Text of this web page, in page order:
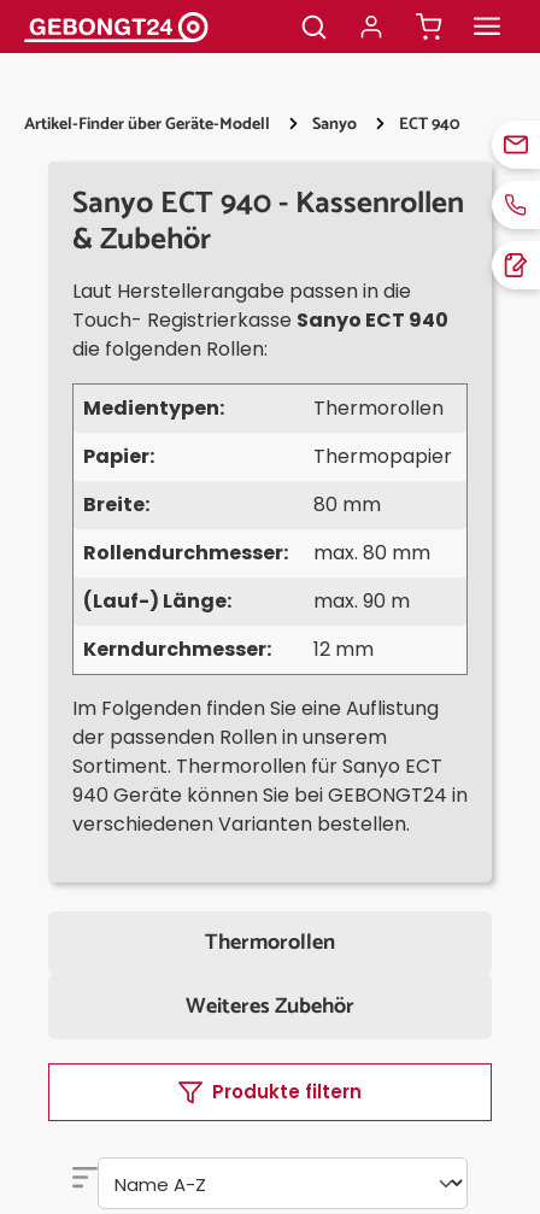
springen
Artikel-Finder über Geräte-Modell Sanyo ECT 940
Sanyo ECT 940 - Kassenrollen
& Zubehör
Laut Herstellerangabe passen in die
Touch- Registrierkasse Sanyo ECT 940
die folgenden Rollen:
Medientypen:
Thermorollen
Papier:
Thermopapier
Breite:
80 mm
Rollendurchmesser:
max. 80 mm
(Lauf-) Länge:
max. 90 m
Kerndurchmesser:
12 mm
Im Folgenden finden Sie eine Auflistung
der passenden Rollen in unserem
Sortiment. Thermorollen für Sanyo ECT
940 Geräte können Sie bei GEBONGT24 in
verschiedenen Varianten bestellen.
Thermorollen
Weiteres Zubehör
Produkte filtern